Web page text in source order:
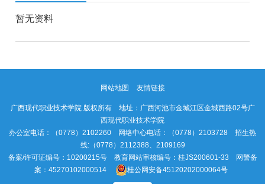
暂无资料
网站地图 友情链接
广西现代职业技术学院 版权所有 地址：广西河池市金城江区金城西路02号广
西现代职业技术学院
办公室电话：（0778）2102260 网络中心电话：（0778）2103728 招生热
线:（0778）2112388、2109169
备案/许可证编号：10200215号 教育网站审核编号：桂JS200601-33 网警备
案：45270102000514
桂公网安备45120202000064号